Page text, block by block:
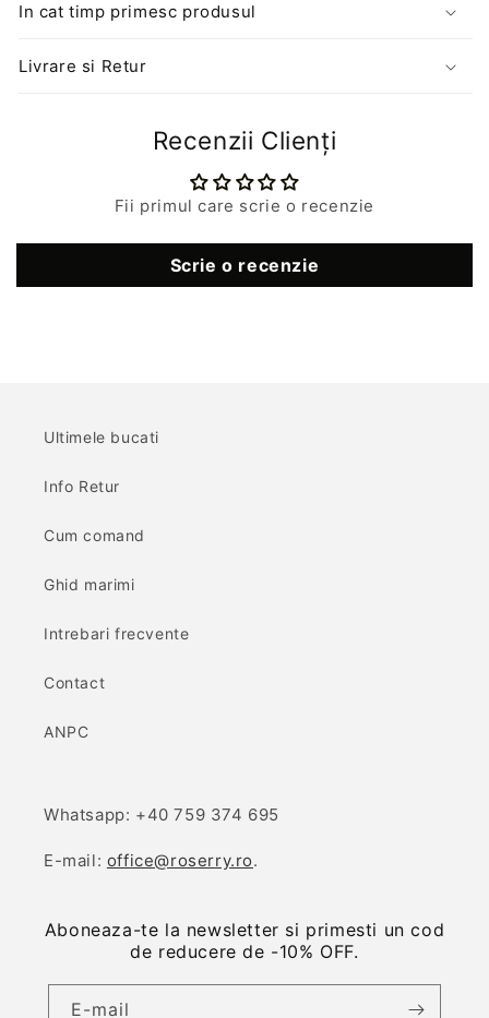
In cat timp primesc produsul
Livrare si Retur
Recenzii Clienți
Fii primul care scrie o recenzie
Scrie o recenzie
Ultimele bucati
Info Retur
Cum comand
Ghid marimi
Intrebari frecvente
Contact
ANPC
Whatsapp: +40 759 374 695
E-mail: office@roserry.ro.
Aboneaza-te la newsletter si primesti un cod
de reducere de -10% OFF.
E-mail